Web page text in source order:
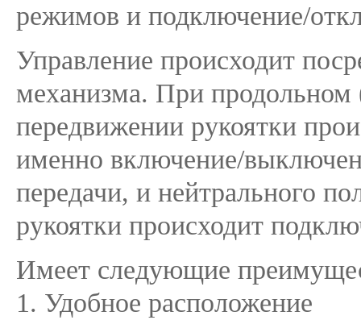
режимов и подключение/
Управление происходит
механизма. При продольном
передвижении рукоятки
именно включение/
передачи, и нейтрального
рукоятки происходит
Имеет следующие
1. Удобное расположение